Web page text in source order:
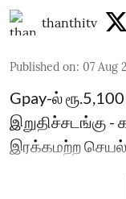
thanthitv
Published on: 07 Aug
Gpay-ல்
இறுதிச்சடங்கு
இரக்கமற்ற செயல்